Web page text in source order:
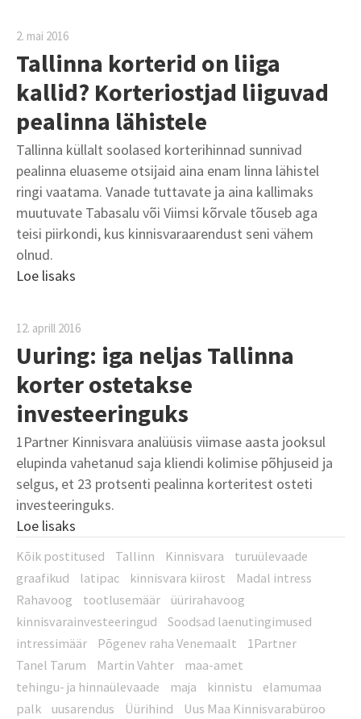
2. mai 2016
Tallinna korterid on liiga
kallid? Korteriostjad liiguvad
pealinna lähistele
Tallinna küllalt soolased korterihinnad sunnivad
pealinna eluaseme otsijaid aina enam linna lähistel
ringi vaatama. Vanade tuttavate ja aina kallimaks
muutuvate Tabasalu või Viimsi kõrvale tõuseb aga
teisi piirkondi, kus kinnisvaraarendust seni vähem
olnud.
Loe lisaks
12. aprill 2016
Uuring: iga neljas Tallinna
korter ostetakse
investeeringuks
1Partner Kinnisvara analüüsis viimase aasta jooksul
elupinda vahetanud saja kliendi kolimise põhjuseid ja
selgus, et 23 protsenti pealinna korteritest osteti
investeeringuks.
Loe lisaks
Kõik postitused Tallinn Kinnisvara
turuülevaade
graafikud
latipac kinnisvara kiirost
Madal intress
Rahavoog
tootlusemäär
üürirahavoog
kinnisvarainvesteeringud
Soodsad laenutingimused
intressimäär
Põgenev raha Venemaalt
1Partner
Tanel Tarum
Martin Vahter
maa-amet
tehingu- ja hinnaülevaade
maja kinnistu
elamumaa
palk
uusarendus Üürihind
Uus Maa Kinnisvarabüroo